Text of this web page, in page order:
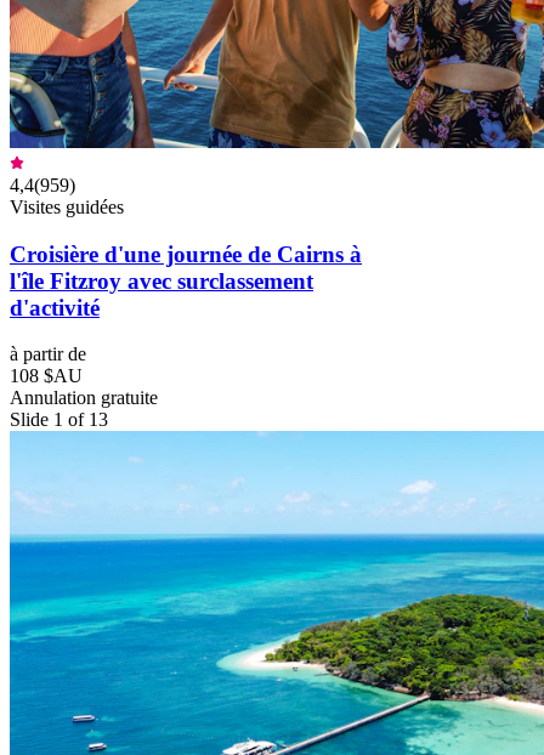
4,4(959)
Visites guidées
Croisière d'une journée de Cairns à
l'île Fitzroy avec surclassement
d'activité
à partir de
108 $AU
Annulation gratuite
Slide 1 of 13